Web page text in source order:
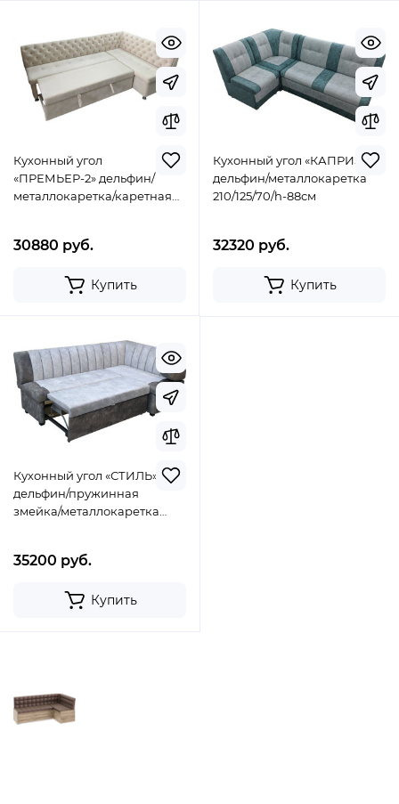
Кухонный угол
«ПРЕМЬЕР-2» дельфин/
металлокаретка/каретная
30880 руб.
Купить
Кухонный угол «КАПРИЗ»
дельфин/металлокаретка
210/125/70/h-88см
32320 руб.
Купить
Кухонный угол «СТИЛЬ»
дельфин/пружинная
змейка/металлокаретка
35200 руб.
Купить